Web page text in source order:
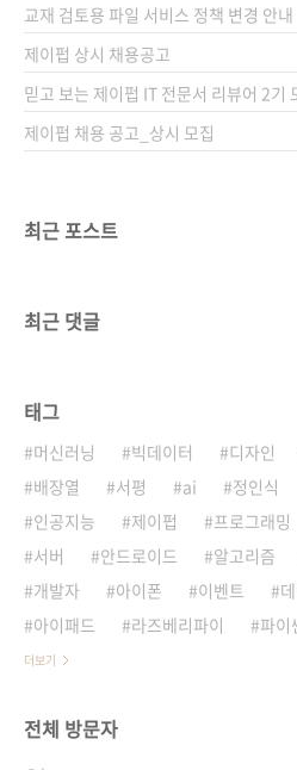
교재 검토용 파일 서비스 정책 변경 안내
제이펍 상시 채용공고
믿고 보는 제이펍 IT 전문서 리뷰어 2기
제이펍 채용 공고_상시 모집
최근 포스트
최근 댓글
태그
머신러닝 빅데이터 디자인
배장열
서평 ai 정인식
인공지능
제이펍 프로그래밍
서버
안드로이드 알고리즘
개발자
아이폰 이벤트
아이패드
라즈베리파이 파이
더보기
전체 방문자